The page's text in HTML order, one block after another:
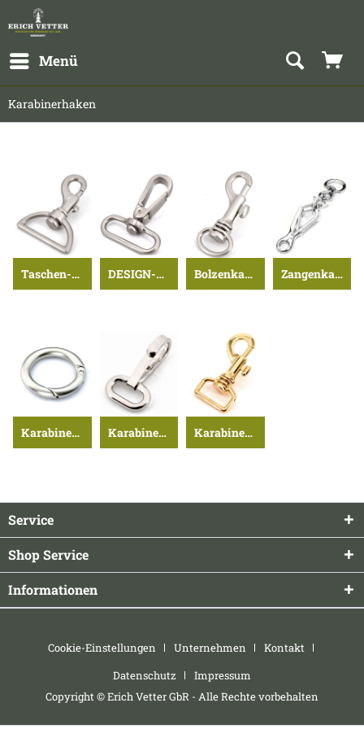
Menü
Karabinerhaken
Taschen-Karabinerhaken ...> DESIGN-Karabinerhaken ...> Bolzenkarabinerhaken ...> Zangenkarabinerhaken ...>
Karabiner-Ringe ...> Karabinerhaken, STAHL ...> Karabinerhaken, MESSING ...>
Service
Shop Service
Informationen
Cookie-Einstellungen Unternehmen
Kontakt
Datenschutz
Impressum
Copyright © Erich Vetter GbR - Alle Rechte vorbehalten